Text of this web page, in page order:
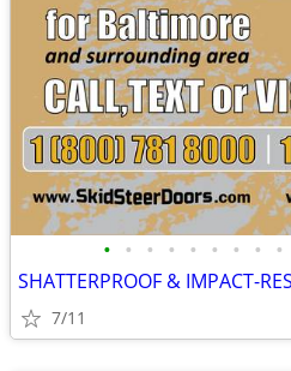
• • • • • • • • •
7/11